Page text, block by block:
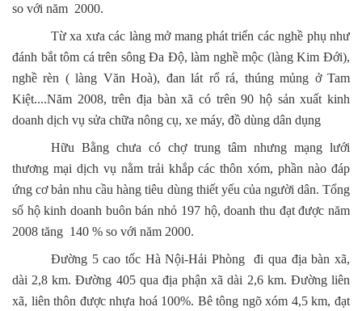
so với năm 2000.
Từ xa xưa các làng mở mang phát triển các nghề phụ như
đánh bắt tôm cá trên sông Đa Độ, làm nghề mộc (làng Kim Đới),
nghề rèn ( làng Văn Hoà), đan lát rổ rá, thúng mủng ở Tam
Kiệt....Năm 2008, trên địa bàn xã có trên 90 hộ sản xuất kinh
doanh dịch vụ sửa chữa nông cụ, xe máy, đồ dùng dân dụng
Hữu Bằng chưa có chợ trung tâm nhưng mạng lưới
thương mại dịch vụ nằm trải khắp các thôn xóm, phần nào đáp
ứng cơ bản nhu cầu hàng tiêu dùng thiết yếu của người dân. Tổng
số hộ kinh doanh buôn bán nhỏ 197 hộ, doanh thu đạt được năm
2008 tăng 140 % so với năm 2000.
Đường 5 cao tốc Hà Nội-Hải Phòng đi qua địa bàn xã,
dài 2,8 km. Đường 405 qua địa phận xã dài 2,6 km. Đường liên
xã, liên thôn được nhựa hoá 100%. Bê tông ngõ xóm 4,5 km, đạt